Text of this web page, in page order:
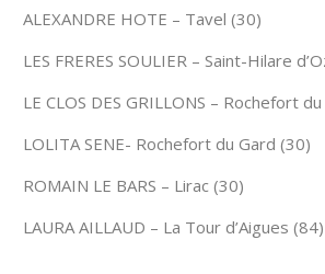
ALEXANDRE HOTE – Tavel (30)
LES FRERES SOULIER – Saint-Hilare
LE CLOS DES GRILLONS – Rochefort
LOLITA SENE- Rochefort du Gard (30)
ROMAIN LE BARS – Lirac (30)
LAURA AILLAUD – La Tour d’Aigues (84)